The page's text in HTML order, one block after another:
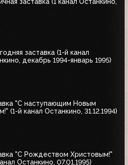
заставка (1-й канал
декабрь 1994-январь 1995)
"С наступающим Новым
(1-й канал Останкино, 31.12.1994)
"С Рождеством Христовым!"
Останкино, 07.01.1995)